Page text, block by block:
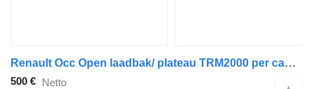
Renault Occ Open laadbak/ plateau TRM2000 per camion
500 € Netto